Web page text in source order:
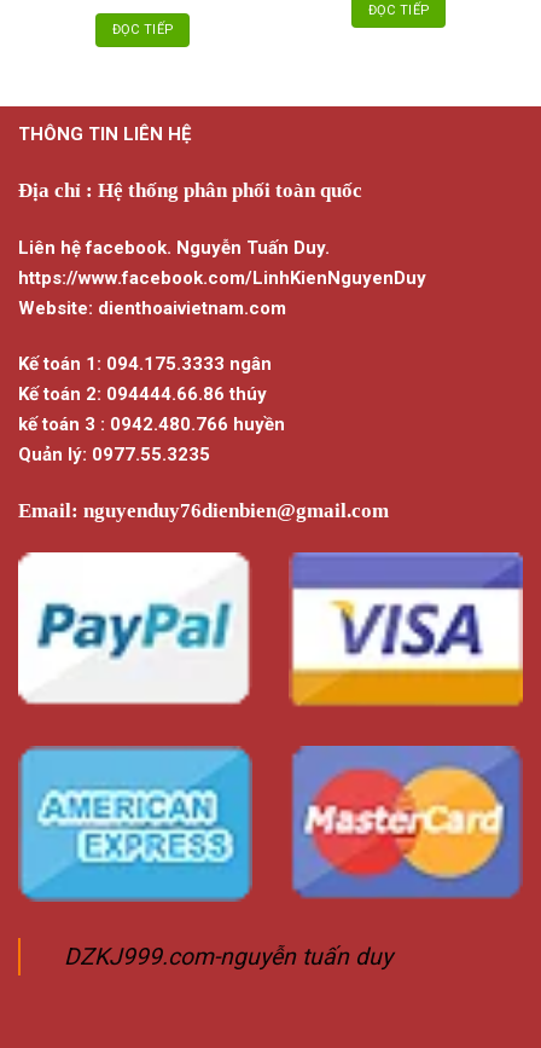
ĐỌC TIẾP
ĐỌC TIẾP
THÔNG TIN LIÊN HỆ
Địa chỉ : Hệ thống phân phối toàn quốc
Liên hệ facebook. Nguyễn Tuấn Duy.
https://www.facebook.com/LinhKienNguyenDuy
Website: dienthoaivietnam.com
Kế toán 1: 094.175.3333 ngân
Kế toán 2: 094444.66.86 thúy
kế toán 3 : 0942.480.766 huyền
Quản lý: 0977.55.3235
Email: nguyenduy76dienbien@gmail.com
DZKJ999.com-nguyễn tuấn duy